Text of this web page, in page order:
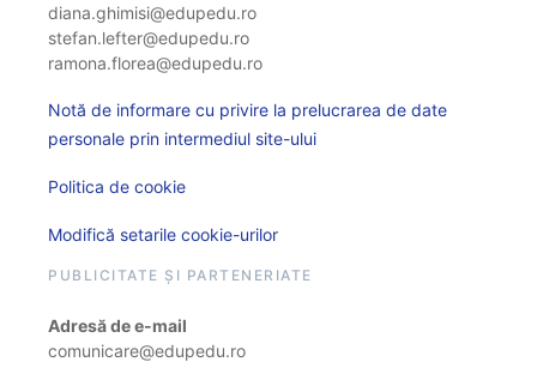
diana.ghimisi@edupedu.ro
stefan.lefter@edupedu.ro
ramona.florea@edupedu.ro
Notă de informare cu privire la prelucrarea de date
personale prin intermediul site-ului
Politica de cookie
Modifică setarile cookie-urilor
PUBLICITATE ȘI PARTENERIATE
Adresă de e-mail
comunicare@edupedu.ro